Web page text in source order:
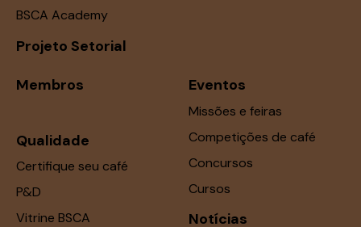
BSCA Academy
Projeto Setorial
Membros
Qualidade
Certifique seu café
P&D
Vitrine BSCA
Eventos
Missões e feiras
Competições de café
Concursos
Cursos
Notícias